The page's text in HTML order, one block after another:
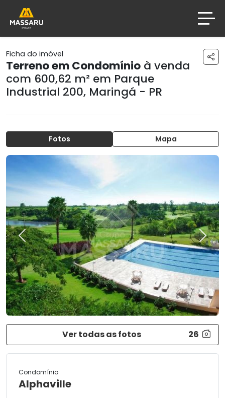
Ficha do imóvel
Terreno em Condomínio à venda
com 600,62 m² em Parque
Industrial 200, Maringá - PR
Fotos Mapa
Previous Next
Ver todas as fotos 26
Condomínio
Alphaville